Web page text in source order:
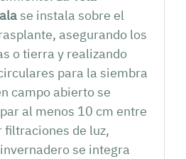
se instala sobre el
asegurando los
o tierra y realizando
para la siembra
campo abierto se
al menos 10 cm entre
de luz,
se integra